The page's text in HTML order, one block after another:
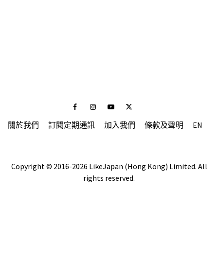
FacebookInstagramYoutubeTwitter
關於我們 訂閱定期通訊 加入我們 條款及聲明 EN
Copyright © 2016-2026 LikeJapan (Hong Kong) Limited. All
rights reserved.